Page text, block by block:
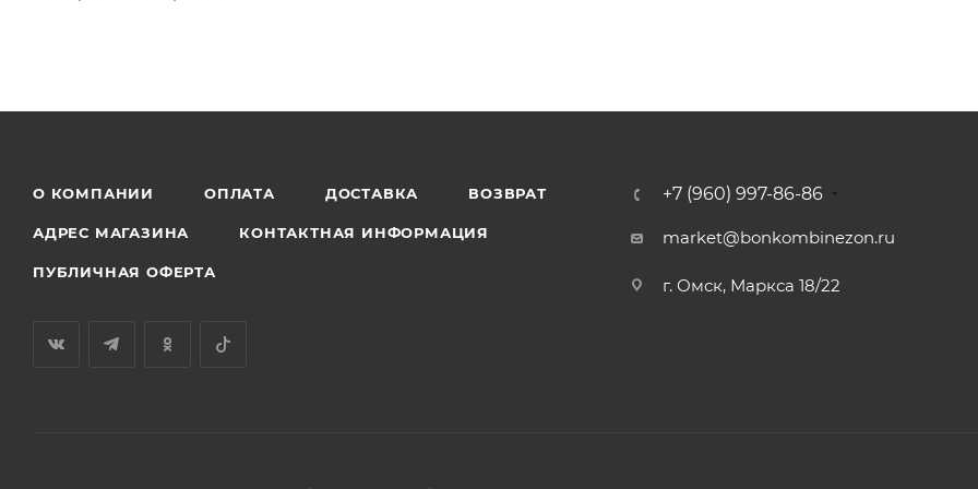
О КОМПАНИИ ОПЛАТА ДОСТАВКА ВОЗВРАТ
АДРЕС МАГАЗИНА КОНТАКТНАЯ ИНФОРМАЦИЯ
ПУБЛИЧНАЯ ОФЕРТА
+7 (960) 997-86-86
market@bonkombinezon.ru
г. Омск, Маркса 18/22